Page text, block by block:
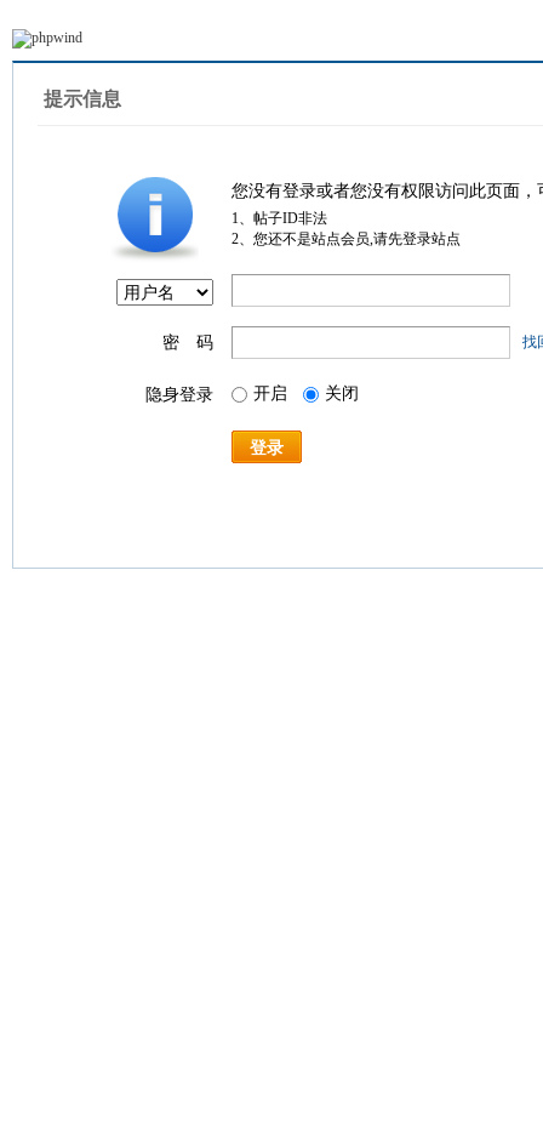
提示信息
您没有登录或者您没有权限访问此页面
1、帖子ID非法
2、您还不是站点会员,请先登录站点
密 码 找
隐身登录 开启 关闭
登录